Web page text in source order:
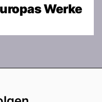
Werke